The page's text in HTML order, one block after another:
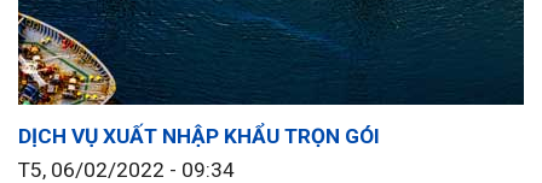
DỊCH VỤ XUẤT NHẬP KHẨU TRỌN GÓI
T5, 06/02/2022 - 09:34